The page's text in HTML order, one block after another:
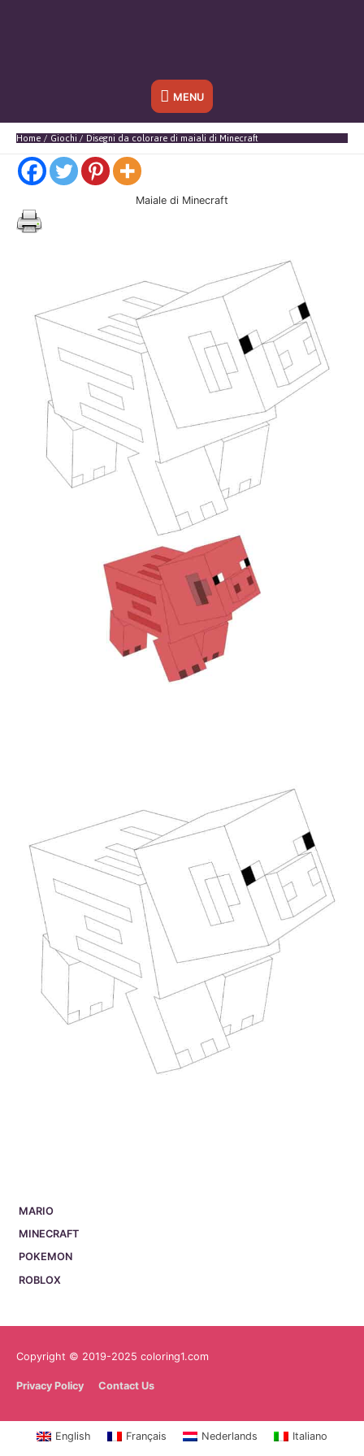
Sotto
l'header
MENU
Home Giochi Disegni da colorare di maiali di Minecraft
MARIO
MINECRAFT
POKEMON
ROBLOX
Maiale di Minecraft
Copyright © 2019-2025 coloring1.com
Privacy Policy Contact Us
English Français Nederlands Italiano